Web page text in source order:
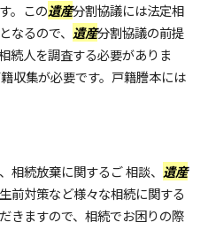
。この遺産分割協議には法定相
るので、 遺産分割協議の前提
続人を調査する必要がありま
収集が必要です。戸籍謄本には
続放棄に関するご 相談、 遺産
前対策など様々な相続に関する
きますので、相続でお困りの際